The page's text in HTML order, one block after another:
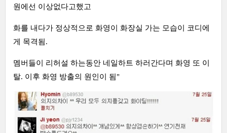
원에선 이상없다고했고
화를 내다가 정상적으로 화영이 화장실 가는 모습이 코디에
게 목격됨.
멤버들이 리허설 하는동안 네일하트 하러간다며 화영 또 이
탈. 이후 화영 방출의 원인이 됨"